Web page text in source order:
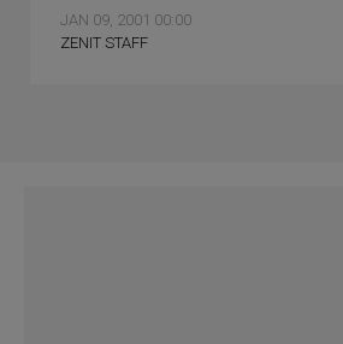
JAN 09, 2001 00:00
ZENIT STAFF